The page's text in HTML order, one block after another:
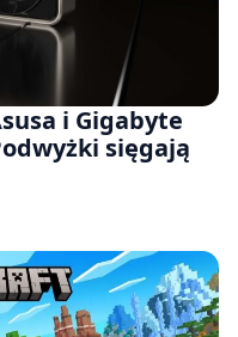
i Gigabyte
sięgają